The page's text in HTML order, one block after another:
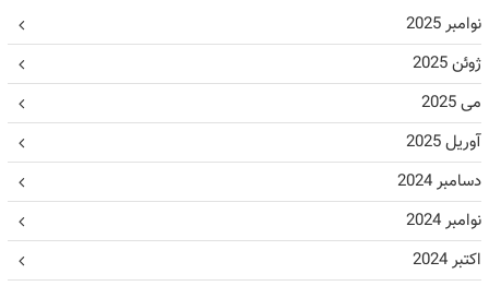
نوامبر 2025
ژوئن 2025
می 2025
آوریل 2025
دسامبر 2024
نوامبر 2024
اکتبر 2024